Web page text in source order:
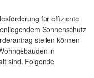
für effiziente
Sonnenschutz
stellen können
in
sind. Folgende